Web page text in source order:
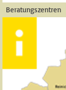
Beratungszentren